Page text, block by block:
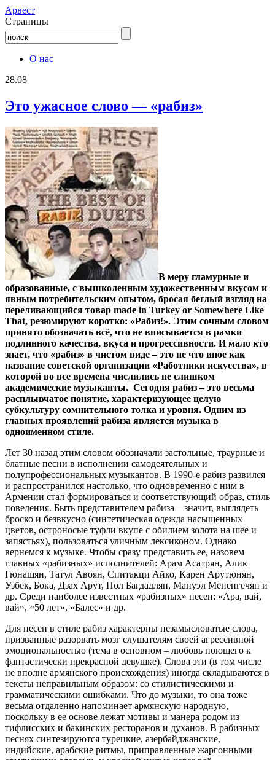
Aрвест
Страницы
О нас
28.08
Это ужасное слово — «рабиз»
В меру гламурные и
образованные, с вышколенным художественным вкусом и
явным потребительским опытом, бросая беглый взгляд на
переливающийся товар made in Turkey or Somewhere Like
That, резюмируют коротко: «Рабиз!». Этим сочным словом
принято обозначать всё, что не вписывается в рамки
подлинного качества, вкуса и прогрессивности. И мало кто
знает, что «рабиз» в чистом виде – это не что иное как
название советской организации «Работники искусства», в
которой во все времена числились не слишком
академические музыканты. Сегодня рабиз – это весьма
расплывчатое понятие, характеризующее целую
субкультуру сомнительного толка и уровня. Одним из
главных проявлений рабиза является музыка в
одноименном стиле.
Лет 30 назад этим словом обозначали застольные, траурные и
блатные песни в исполнении самодеятельных и
полупрофессиональных музыкантов. В 1990-е рабиз развился
и распространился настолько, что одновременно с ним в
Армении стал формироваться и соответствующий образ, стиль
поведения. Быть представителем рабиза – значит, выглядеть
броско и безвкусно (синтетическая одежда насыщенных
цветов, остроносые туфли вкупе с обилием золота на шее и
запястьях), пользоваться уличным лексиконом. Однако
вернемся к музыке. Чтобы сразу представить ее, назовем
главных «рабизных» исполнителей: Арам Асатрян, Алик
Гюнашян, Татул Авоян, Спитакци Айко, Карен Арутюнян,
Узбек, Бока, Дзах Арут, Пол Багдадлян, Мануэл Мененгечян и
др. Среди наиболее известных «рабизных» песен: «Ара, вай,
вай», «50 лет», «Балес» и др.
Для песен в стиле рабиз характерны незамысловатые слова,
призванные разорвать мозг слушателям своей агрессивной
эмоциональностью (тема в основном – любовь поющего к
фантастически прекрасной девушке). Слова эти (в том числе
не вполне армянского происхождения) иногда складываются в
тексты неправильным образом: со стилистическими и
грамматическими ошибками. Что до музыки, то она тоже
весьма отдаленно напоминает армянскую народную,
поскольку в ее основе лежат мотивы и манера родом из
тифлисских и бакинских ресторанов и духанов. В рабизных
песнях синтезируются турецкие, азербайджанские,
индийские, арабские ритмы, приправленные жаргонными